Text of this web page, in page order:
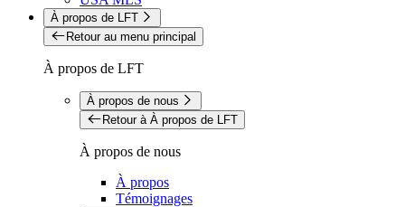
À propos de LFT
Retour au menu principal
À propos de LFT
À propos de nous
Retour à À propos de LFT
À propos de nous
À propos
Témoignages